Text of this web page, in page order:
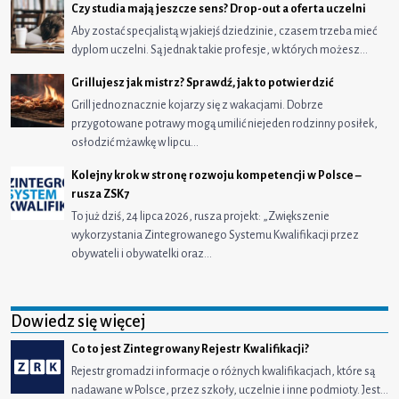
Czy studia mają jeszcze sens? Drop-out a oferta uczelni
Aby zostać specjalistą w jakiejś dziedzinie, czasem trzeba mieć
dyplom uczelni. Są jednak takie profesje, w których możesz…
Grillujesz jak mistrz? Sprawdź, jak to potwierdzić
Grill jednoznacznie kojarzy się z wakacjami. Dobrze
przygotowane potrawy mogą umilić niejeden rodzinny posiłek,
osłodzić mżawkę w lipcu…
Kolejny krok w stronę rozwoju kompetencji w Polsce –
rusza ZSK7
To już dziś, 24 lipca 2026, rusza projekt: „Zwiększenie
wykorzystania Zintegrowanego Systemu Kwalifikacji przez
obywateli i obywatelki oraz…
Dowiedz się więcej
Co to jest Zintegrowany Rejestr Kwalifikacji?
Rejestr gromadzi informacje o różnych kwalifikacjach, które są
nadawane w Polsce, przez szkoły, uczelnie i inne podmioty. Jest…